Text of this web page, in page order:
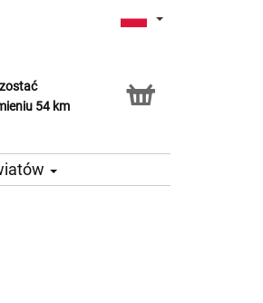
54 km